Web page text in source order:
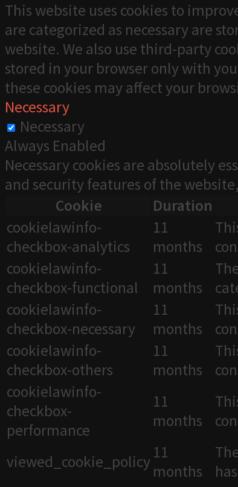
This website uses cookies to
are categorized as necessary are
website. We also use third-party
stored in your browser only with
these cookies may affect your
Necessary
Necessary
Always Enabled
Necessary cookies are absolutely
and security features of the
Cookie
Duration
cookielawinfo-
checkbox-analytics
11
months
cookielawinfo-
checkbox-functional
11
months
cookielawinfo-
checkbox-necessary
11
months
cookielawinfo-
checkbox-others
11
months
cookielawinfo-
checkbox-
performance
11
months
viewed_cookie_policy 11
months